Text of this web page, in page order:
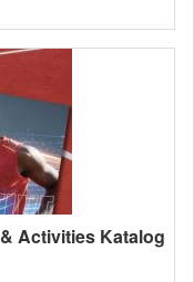
Activities Katalog